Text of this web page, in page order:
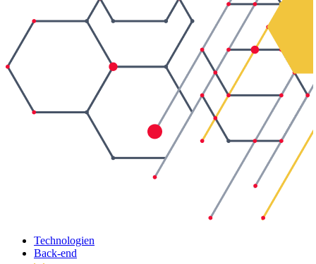
Technologien
Back-end